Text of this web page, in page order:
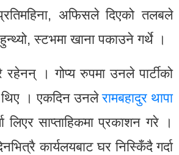
अफिसले दिएको तलबले
स्टभमा खाना पकाउने गर्थे ।
रहेनन् । गोप्य रुपमा उनले पार्टीको
थिए । एकदिन उनलेरामबहादुर थापा
लिएर साप्ताहिकमा प्रकाशन गरे ।
कार्यलयबाट घर निस्किँदै गर्दा